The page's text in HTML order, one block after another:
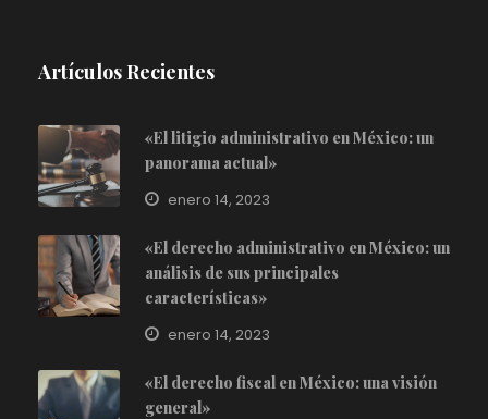
Artículos Recientes
«El litigio administrativo en México: un
panorama actual»
enero 14, 2023
«El derecho administrativo en México: un
análisis de sus principales
características»
enero 14, 2023
«El derecho fiscal en México: una visión
general»